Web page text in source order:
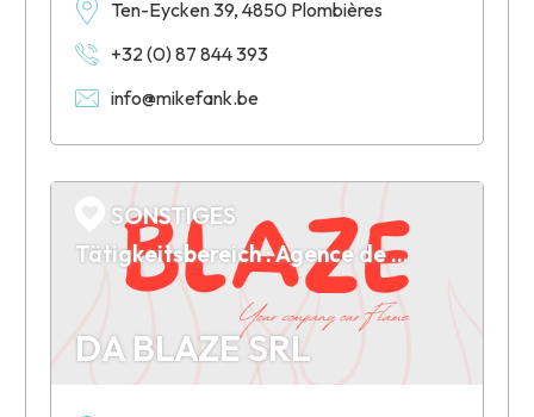
Ten-Eycken 39, 4850 Plombières
+32 (0) 87 844 393
info@mikefank.be
DA BLAZE SRL
SONSTIGES
Tätigkeitsbereich : Agence de communication et d'évènementiel